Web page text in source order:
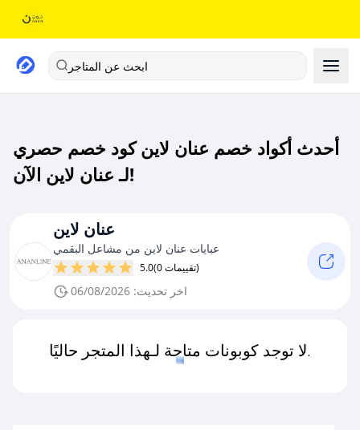
ابحث عن المتاجر
أحدث أكواد خصم عنان لاين كود خصم حصري
لـ عنان لاين الآن!
عنان لاين
عبايات عنان لاين من مشاعل البقمي
5.0 (0 تقييمات)
اخر تحديث: 06/08/2026
لا توجد كوبونات متاحة لـهذا المتجر حاليًا.